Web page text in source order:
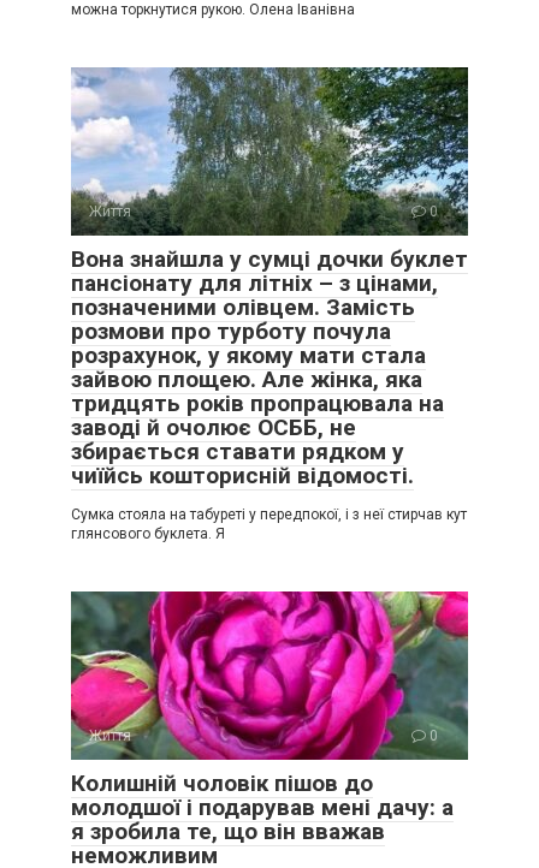
можна торкнутися рукою. Олена Іванівна
Життя 0
Вона знайшла у сумці дочки буклет
пансіонату для літніх – з цінами,
позначеними олівцем. Замість
розмови про турботу почула
розрахунок, у якому мати стала
зайвою площею. Але жінка, яка
тридцять років пропрацювала на
заводі й очолює ОСББ, не
збирається ставати рядком у
чиїйсь кошторисній відомості.
Сумка стояла на табуреті у передпокої, і з неї стирчав кут
глянсового буклета. Я
Життя 0
Колишній чоловік пішов до
молодшої і подарував мені дачу: а
я зробила те, що він вважав
неможливим